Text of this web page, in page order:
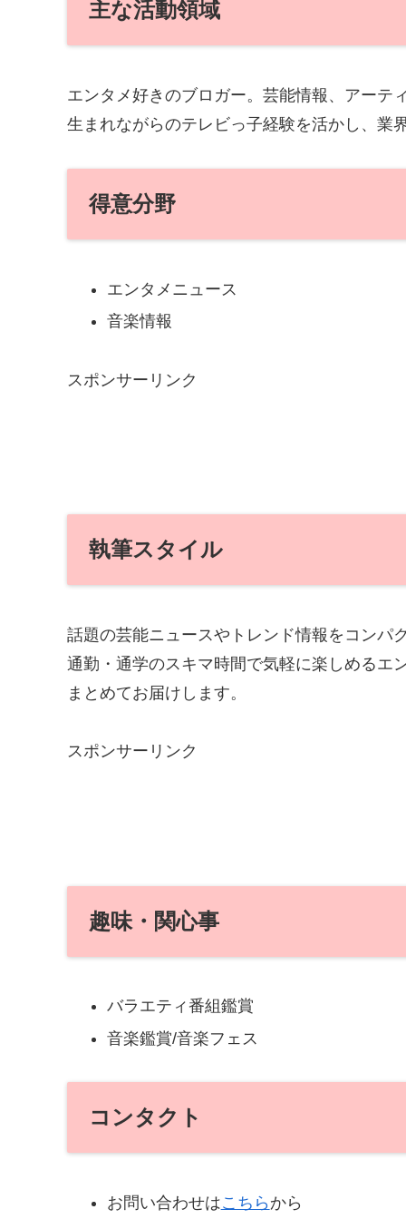
主な活動領域
エンタメ好きのブロガー。芸能情報、アーテ
生まれながらのテレビっ子経験を活かし、業
得意分野
エンタメニュース
音楽情報
スポンサーリンク
執筆スタイル
話題の芸能ニュースやトレンド情報をコンパ
通勤・通学のスキマ時間で気軽に楽しめるエ
まとめてお届けします。
スポンサーリンク
趣味・関心事
バラエティ番組鑑賞
音楽鑑賞/音楽フェス
コンタクト
お問い合わせはこちら から